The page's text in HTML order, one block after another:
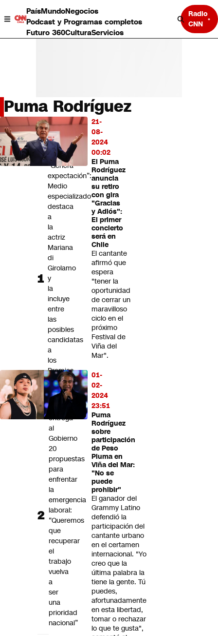
PaísMundoNegocios
Podcast y Programas completos
Futuro 360CulturaServicios
Radio
CNN
País
Mundo
Negocios
Deportes
Programas completos
CNN tiempo
Puma Rodríguez
21-
08-
2024
00:02
El Puma
Rodríguez
anuncia
su retiro
con gira
"Gracias
y Adiós":
El primer
concierto
será en
Chile
El cantante
afirmó que
espera
"tener la
oportunidad
de cerrar un
maravilloso
ciclo en el
próximo
Festival de
Viña del
Mar".
01-
02-
2024
23:51
Puma
Rodríguez
sobre
participación
de Peso
Pluma en
Viña del Mar:
"No se
puede
prohibir"
El ganador del
Grammy Latino
defendió la
participación del
cantante urbano
en el certamen
internacional. "Yo
creo que la
última palabra la
tiene la gente. Tú
puedes,
afortunadamente
en esta libertad,
tomar o rechazar
lo que te gusta",
LO
MÁS
LEÍDO
“Genera
expectación”:
Medio
especializado
destaca
a
la
actriz
Mariana
di
Girolamo
y
la
incluye
entre
las
posibles
candidatas
a
los
Premios
Oscar
2027
entrega
al
Gobierno
20
propuestas
para
enfrentar
la
emergencia
laboral:
“Queremos
que
recuperar
el
trabajo
vuelva
a
ser
una
prioridad
nacional”